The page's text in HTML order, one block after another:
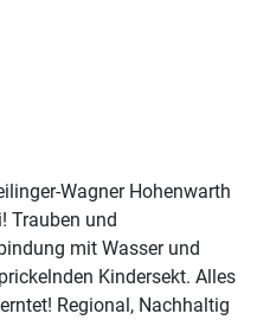
Wagner Hohenwarth
Trauben und
mit Wasser und
Kindersekt. Alles
Regional, Nachhaltig